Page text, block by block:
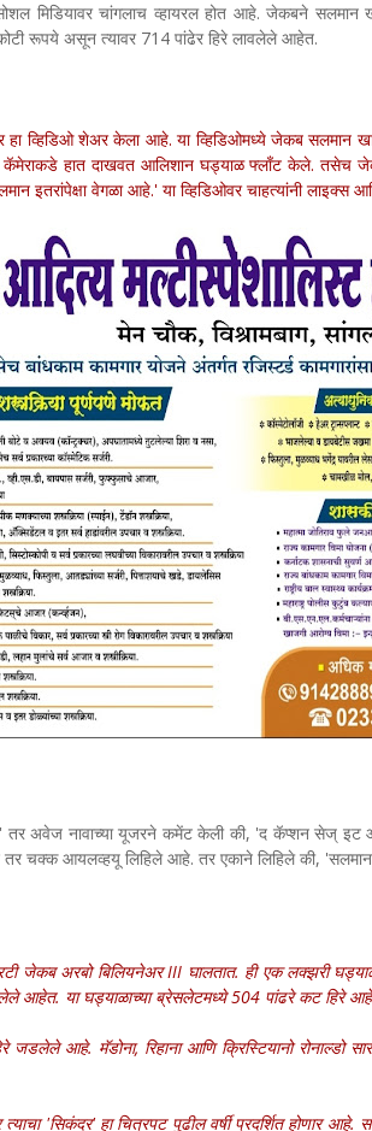
मिडियावर चांगलाच व्हायरल होत आहे. जेकबने सलमान
रूपये असून त्यावर 714 पांढेर हिरे लावलेले आहेत.
हा व्हिडिओ शेअर केला आहे. या व्हिडिओमध्ये जेकब सलमान
हात दाखवत आलिशान घड्याळ फ्लाँट केले. तसेच
इतरांपेक्षा वेगळा आहे.' या व्हिडिओवर चाहत्यांनी लाइक्स
तर अवेज नावाच्या यूजरने कमेंट केली की, 'द कॅप्शन सेज् इट
चक्क आयलव्हयू लिहिले आहे. तर एकाने लिहिले की,
जेकब अरबो बिलियनेअर III घालतात. ही एक लक्झरी
आहेत. या घड्याळाच्या ब्रेसलेटमध्ये 504 पांढरे कट हिरे
आहे. मॅडोना, रिहाना आणि क्रिस्टियानो रोनाल्डो
'सिकंदर' हा चित्रपट पुढील वर्षी प्रदर्शित होणार आहे.